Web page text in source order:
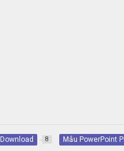
Download 8 Mẫu PowerPoint